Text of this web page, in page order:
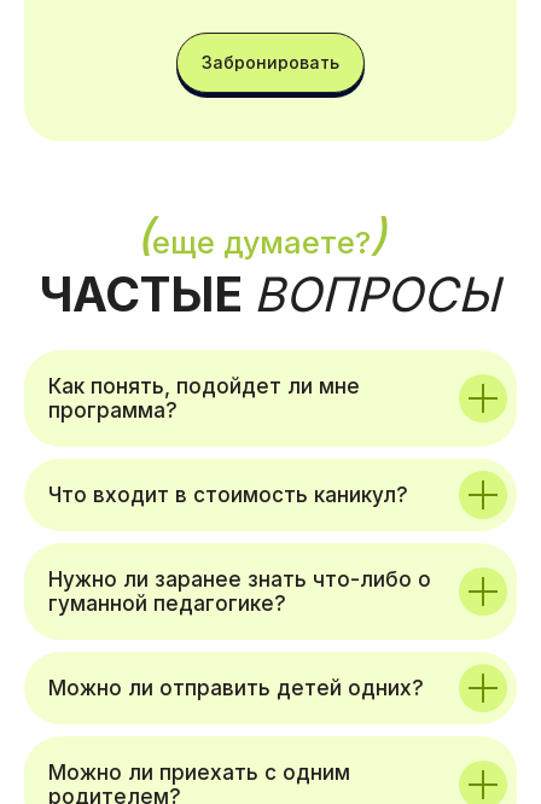
ㅤЗабронироватьㅤ
Как понять, подойдет ли мне
программа?
Что входит в стоимость каникул?
Нужно ли заранее знать что-либо о
гуманной педагогике?
Можно ли отправить детей одних?
Можно ли приехать с одним
родителем?